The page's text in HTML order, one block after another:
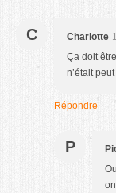
C Charlotte
Ça doit
n’était
Répondre
P